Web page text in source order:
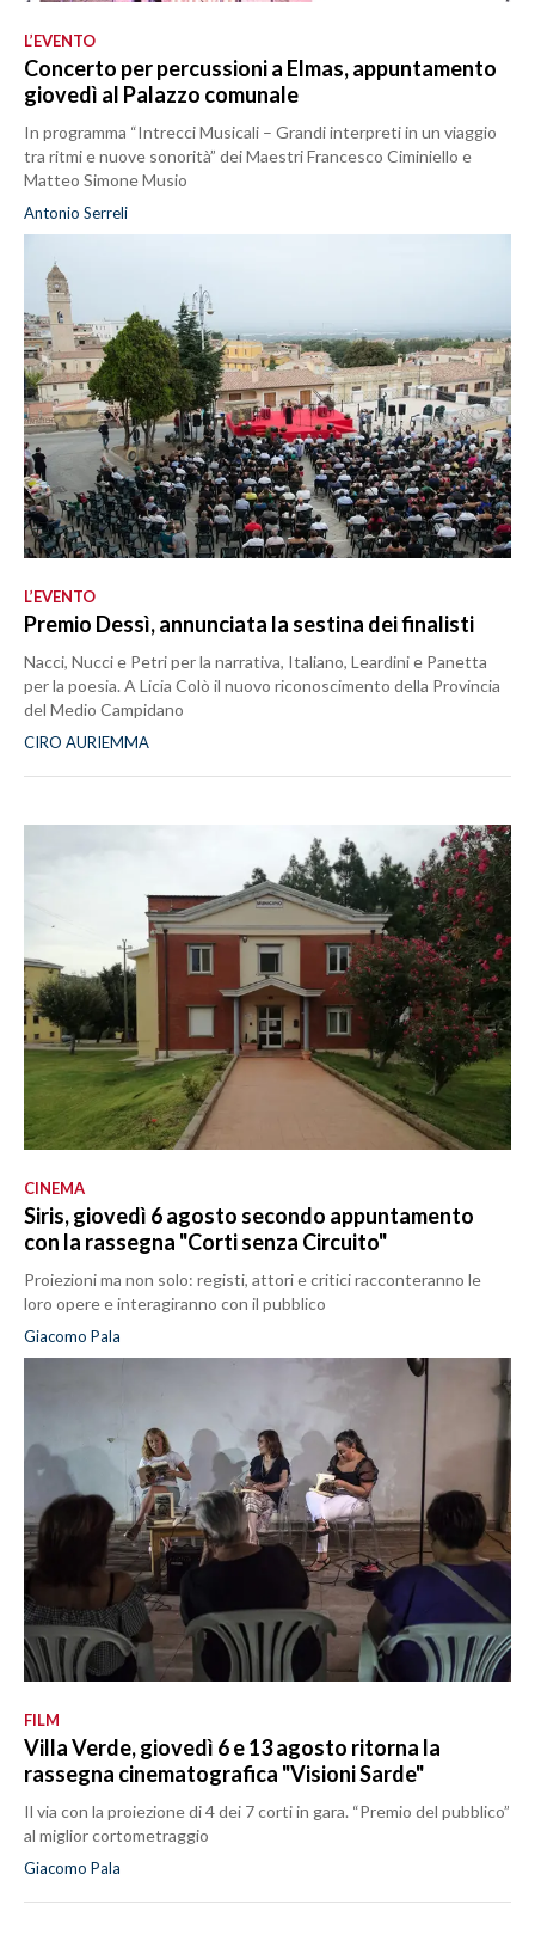
L’EVENTO
Concerto per percussioni a Elmas, appuntamento
giovedì al Palazzo comunale
In programma “Intrecci Musicali – Grandi interpreti in un viaggio
tra ritmi e nuove sonorità” dei Maestri Francesco Ciminiello e
Matteo Simone Musio
Antonio Serreli
L’EVENTO
Premio Dessì, annunciata la sestina dei finalisti
Nacci, Nucci e Petri per la narrativa, Italiano, Leardini e Panetta
per la poesia. A Licia Colò il nuovo riconoscimento della Provincia
del Medio Campidano
CIRO AURIEMMA
CINEMA
Siris, giovedì 6 agosto secondo appuntamento
con la rassegna "Corti senza Circuito"
Proiezioni ma non solo: registi, attori e critici racconteranno le
loro opere e interagiranno con il pubblico
Giacomo Pala
FILM
Villa Verde, giovedì 6 e 13 agosto ritorna la
rassegna cinematografica "Visioni Sarde"
Il via con la proiezione di 4 dei 7 corti in gara. “Premio del pubblico”
al miglior cortometraggio
Giacomo Pala